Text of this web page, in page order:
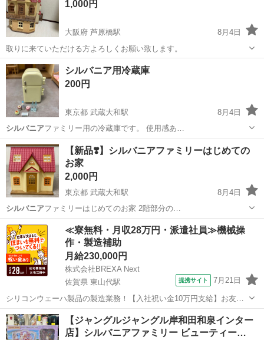
1,000円
大阪府 芦原橋駅
8月4日
取りに来ていただける方よろしくお願い致します。
大阪 大阪市 おもちゃ
シルバニア用冷蔵庫
200円
東京都 武蔵大和駅
8月4日
シルバニアファミリー用の冷蔵庫です。 使用感あ…
東京 東大和市 武蔵大和駅
【新品❣️】シルバニアファミリーはじめての
お家
2,000円
東京都 武蔵大和駅
8月4日
シルバニアファミリーはじめてのお家 2階部分の…
東京 東大和市 武蔵大和駅 家具
≪寮無料・月収28万円・派遣社員≫機械操
作・製造補助
月給230,000円
株式会社BREXA Next
佐賀県 東山代駅
提携サイト 7月21日
シリコンウェーハ製品の製造業務！【入社祝い金10万円支給】お友達
やカップルとの応募OK◎年間休日129日＆休出なしでプライベート充
実♪業務はクリーンルームで快適作業◎自社正社員登用制度あり★1食
300円～の格安食堂あり！《佐...
佐賀 伊万里市 東山代駅
【ジャングルジャングル岸和田和泉インター
店】シルバニアファミリー ビューティー…